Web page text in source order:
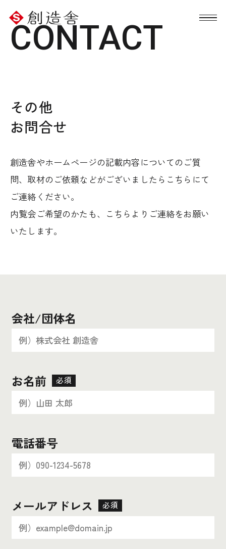
CONTACT
その他
お問合せ
創造舎やホームページの記載内容についてのご質
問、取材のご依頼などがございましたらこちらにて
ご連絡ください。
内覧会ご希望のかたも、こちらよりご連絡をお願い
いたします。
会社/団体名
お名前 必須
電話番号
メールアドレス 必須